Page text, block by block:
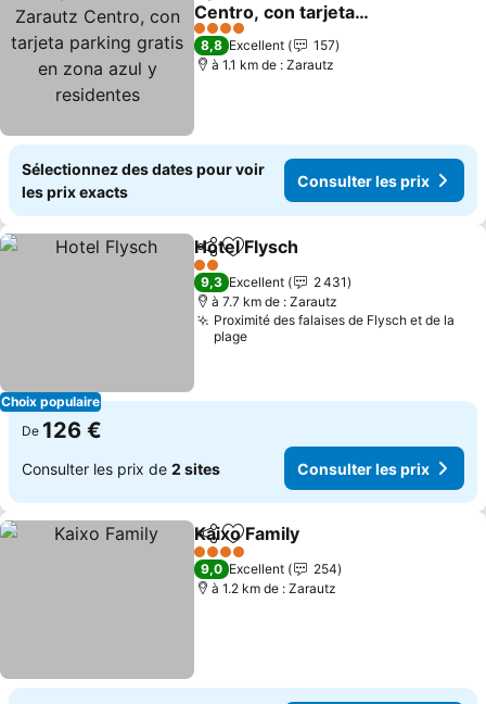
Centro, con tarjeta
parking gratis en zona
azul y residentes
Consulter les prix
4 Étoiles
8,8 Excellent
157
à 1.1 km de : Zarautz
Sélectionnez des dates pour voir
les prix exacts
Consulter les prix
Choix populaire
PartagerAjouter à mes favoris
Hotel Flysch
2 Étoiles
9,3 Excellent
2 431
à 7.7 km de : Zarautz
Proximité des falaises de Flysch et de la
plage
De 126 €
Consulter les prix de 2 sites Consulter les prix
PartagerAjouter à mes favoris
Kaixo Family
4 Étoiles
9,0 Excellent
254
à 1.2 km de : Zarautz